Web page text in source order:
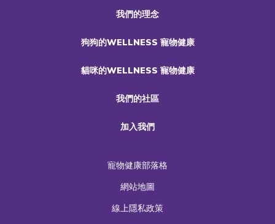
我們的理念
狗狗的WELLNESS 寵物健康
貓咪的WELLNESS 寵物健康
我們的社區
加入我們
寵物健康部落格
網站地圖
線上隱私政策